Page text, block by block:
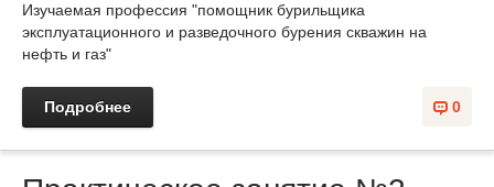
Изучаемая профессия "помощник бурильщика
эксплуатационного и разведочного бурения скважин на
нефть и газ"
0
Подробнее